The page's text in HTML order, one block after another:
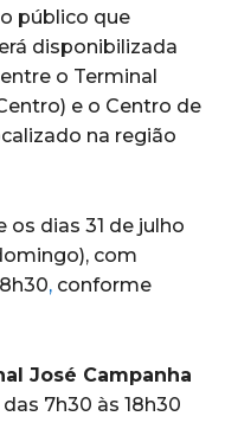
público que
disponibilizada
o Terminal
e o Centro de
na região
dias 31 de julho
com
, conforme
José Campanha
das 7h30 às 18h30